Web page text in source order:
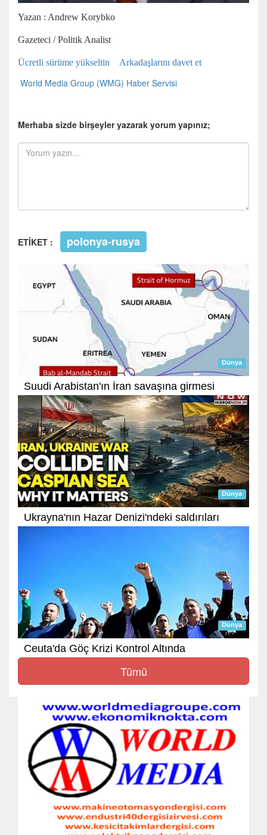
Yazan : Andrew Korybko
Gazeteci / Politik Analist
Ücretli sürüme yükseltin Arkadaşlarını davet et
World Media Group (WMG) Haber Servisi
Merhaba sizde birşeyler yazarak yorum yapınız;
ETİKET : polonya-rusya
Dünya
Suudi Arabistan'ın İran savaşına girmesi
Dünya
Ukrayna'nın Hazar Denizi'ndeki saldırıları
Dünya
Ceuta'da Göç Krizi Kontrol Altında
Tümü